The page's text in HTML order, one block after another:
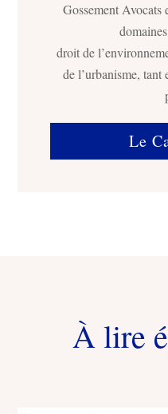
Gossement Avocats
droit de
de l’urbanisme,
Le
À lire